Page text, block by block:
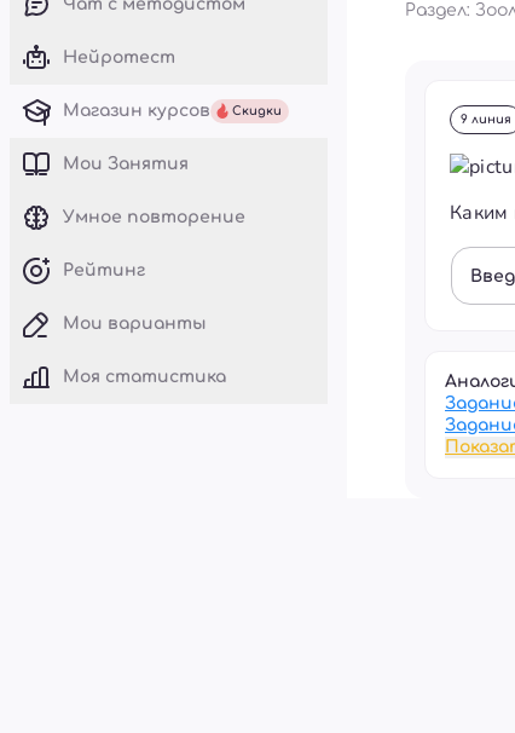
Чат с методистом
Нейротест
Магазин курсов Скидки
Mои Занятия
Умное повторение
Рейтинг
Мои варианты
Моя статистика
Раздел:
9 линия
Каким